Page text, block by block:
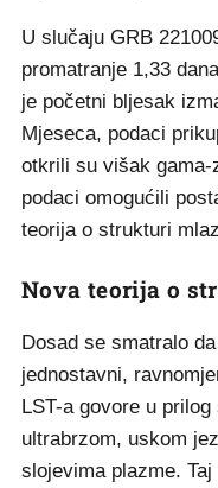
U slučaju GRB
promatranje 1,33
je početni bljesak
Mjeseca, podaci
otkrili su višak
podaci omogućili
teorija o strukturi
Nova teorija o
Dosad se smatralo
jednostavni,
LST-a govore u
ultrabrzom, uskom
slojevima plazme.